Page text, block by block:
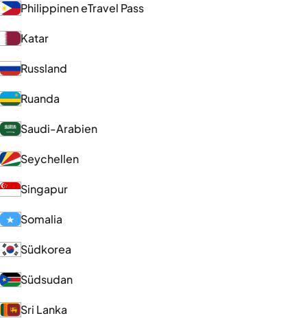
Philippinen eTravel Pass
Katar
Russland
Ruanda
Saudi-Arabien
Seychellen
Singapur
Somalia
Südkorea
Südsudan
Sri Lanka